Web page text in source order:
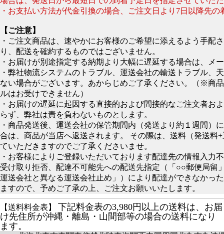
・お支払い方法が代金引換の場合、ご注文日より7日以降先
【ご注意】
・ご注文商品は、速やかにお客様のご希望に添えるよう手配
り、配送を確約するものではございません。
・お届けが別途指定する納期より大幅に遅延する場合は、メ
・弊社物流システムのトラブル、運送会社の輸送トラブル、
ない場合がございます。あからじめご了承ください。（※商
ルはお受けできません）
・お届けの遅延に起因する直接的および間接的なご注文者お
らず、弊社は責を負わないものとします。
・商品発送後、運送会社の保管期間内（発送より約１週間）
合は、商品が当店へ返送されます。 その際は、送料（発送料
ていただきますのでご了承くださいませ。
・お客様によりご登録いただいております配達先の情報入力
受け取り拒否、配達不可能先への配送先指定（「○○郵便局留
運送会社と異なる運送会社止め」）により配達ができなかっ
ますので、予めご了承の上、ご注文お願いいたします。
【送料料金表】
下記料金表の3,980円以上の送料は、お届
け先住所が沖縄・離島・山間部等の場合の送料になり
ます。